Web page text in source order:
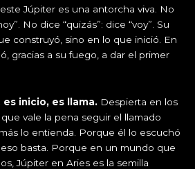
Júpiter es una antorcha viva. No
No dice “quizás”: dice “voy”. Su
construyó, sino en lo que inició. En
gracias a su fuego, a dar el primer
es inicio, es llama. Despierta en los
vale la pena seguir el llamado
lo entienda. Porque él lo escuchó
basta. Porque en un mundo que
Júpiter en Aries es la semilla